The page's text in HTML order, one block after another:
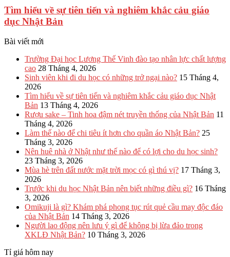
Tìm hiểu về sự tiên tiến và nghiêm khắc cảu giáo
dục Nhật Bản
Bài viết mới
Trường Đại học Lương Thế Vinh đào tạo nhân lực chất lượng
cao 28 Tháng 4, 2026
Sinh viên khi đi du học có những trở ngại nào? 15 Tháng 4,
2026
Tìm hiểu về sự tiên tiến và nghiêm khắc cảu giáo dục Nhật
Bản 13 Tháng 4, 2026
Rượu sake – Tinh hoa đậm nét truyền thống của Nhật Bản 11
Tháng 4, 2026
Làm thế nào để chi tiêu ít hơn cho quần áo Nhật Bản? 25
Tháng 3, 2026
Nên huê nhà ở Nhật như thế nào để có lợi cho du học sinh?
23 Tháng 3, 2026
Mùa hè trên đất nước mặt trời mọc có gì thú vị? 17 Tháng 3,
2026
Trước khi du học Nhật Bản nên biết những điều gì? 16 Tháng
3, 2026
Omikuji là gì? Khám phá phong tục rút quẻ cầu may độc đáo
của Nhật Bản 14 Tháng 3, 2026
Người lao động nên lưu ý gì để không bị lừa đảo trong
XKLĐ Nhật Bản? 10 Tháng 3, 2026
Tỉ giá hôm nay